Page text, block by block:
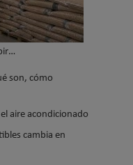
son, cómo
aire acondicionado
cambia en